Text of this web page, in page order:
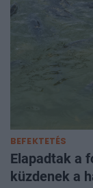
BEFEKTETÉS
Elapadtak a
küzdenek a